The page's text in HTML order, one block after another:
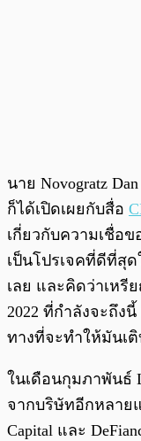
นาย Novogratz
ก็ได้เปิดเผยกับสื่อ
เกี่ยวกับความเชื่อข
เป็นโปรเจคที่ดีที่สุด
เลย และคิดว่าเห
2022 ที่กำลังจะถึง
ทางที่จะทำให้มันเ
ในเดือนกุมภาพันธ์
จากบริษัทอีกหลายแ
Capital และ